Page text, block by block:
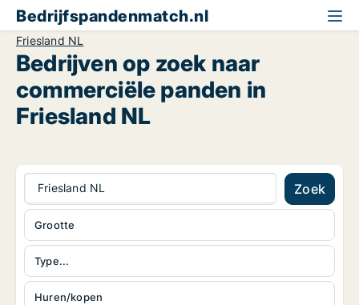
Bedrijfspandenmatch.nl
Friesland NL
Bedrijven op zoek naar
commerciële panden in
Friesland NL
Friesland NL Zoek
Type...
Huren/kopen
Grootte